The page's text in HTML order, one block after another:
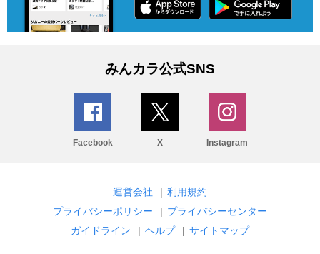
みんカラ公式SNS
Facebook X Instagram
運営会社 | 利用規約
プライバシーポリシー
| プライバシーセンター
ガイドライン
| ヘルプ | サイトマップ